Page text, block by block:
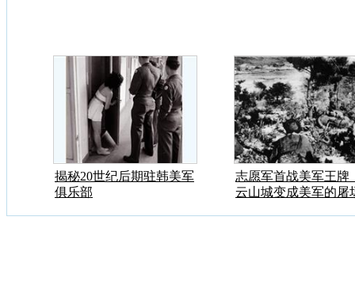
揭秘20世纪后期驻韩美军
俱乐部
志愿军首战美军王牌
云山城变成美军的屠